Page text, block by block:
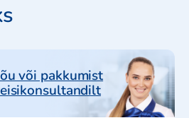
või pakkumist